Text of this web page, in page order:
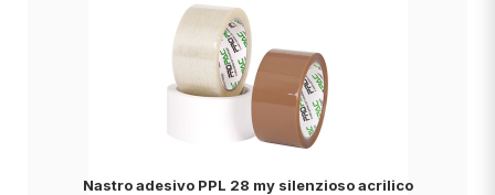
Nastro adesivo PPL 28 my silenzioso acrilico